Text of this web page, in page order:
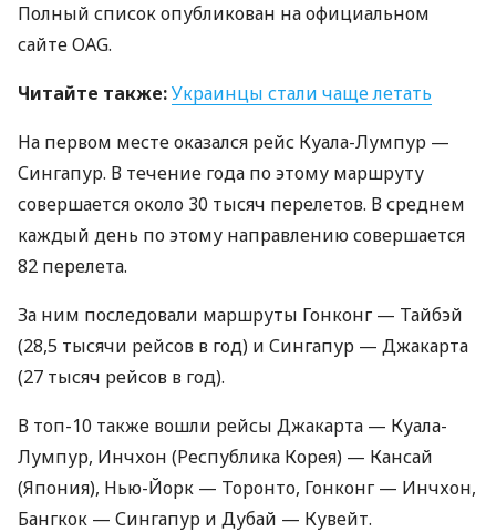
Полный список опубликован на официальном
сайтеOAG.
Читайте также:Украинцы стали чаще летать
На первом месте оказался рейс Куала-Лумпур —
Сингапур. В течение года по этому маршруту
совершается около 30 тысяч перелетов. В среднем
каждый день по этому направлению совершается
82 перелета.
За ним последовали маршруты Гонконг — Тайбэй
(28,5 тысячи рейсов в год) и Сингапур — Джакарта
(27 тысяч рейсов в год).
В топ-10 также вошли рейсы Джакарта — Куала-
Лумпур, Инчхон (Республика Корея) — Кансай
(Япония), Нью-Йорк — Торонто, Гонконг — Инчхон,
Бангкок — Сингапур и Дубай — Кувейт.